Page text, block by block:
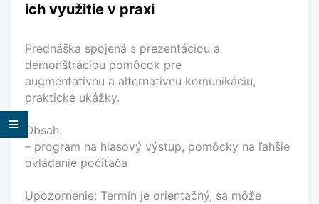
ich využitie v praxi
Prednáška spojená s prezentáciou a
demonštráciou pomôcok pre
augmentatívnu a alternatívnu komunikáciu,
praktické ukážky.
Obsah:
– program na hlasový výstup, pomôcky na ľahšie
ovládanie počítača
Upozornenie: Termín je orientačný, sa môže